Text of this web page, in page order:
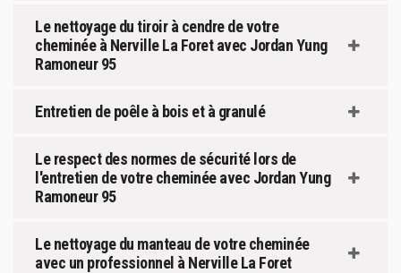
Le nettoyage du tiroir à cendre de votre
cheminée à Nerville La Foret avec Jordan Yung
Ramoneur 95
Entretien de poêle à bois et à granulé
Le respect des normes de sécurité lors de
l'entretien de votre cheminée avec Jordan Yung
Ramoneur 95
Le nettoyage du manteau de votre cheminée
avec un professionnel à Nerville La Foret